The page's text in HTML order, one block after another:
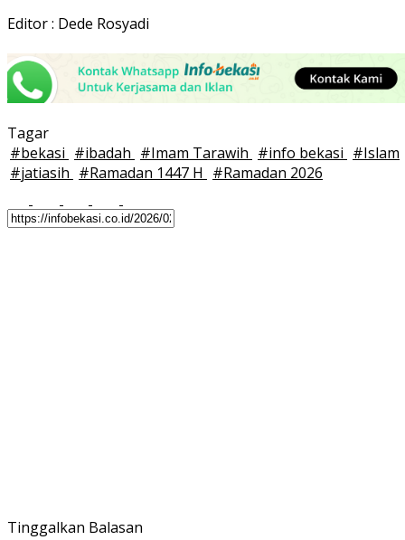
Editor : Dede Rosyadi
Tagar
#bekasi #ibadah #Imam Tarawih #info bekasi #Islam
#jatiasih #Ramadan 1447 H #Ramadan 2026
Tinggalkan Balasan